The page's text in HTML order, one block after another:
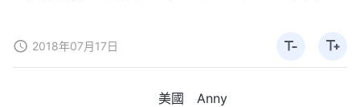
2018年07月17日
美國 Anny